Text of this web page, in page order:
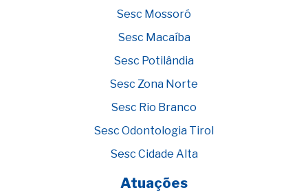
Sesc Mossoró
Sesc Macaíba
Sesc Potilândia
Sesc Zona Norte
Sesc Rio Branco
Sesc Odontologia Tirol
Sesc Cidade Alta
Atuações